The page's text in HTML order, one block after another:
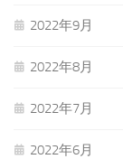
2022年9月
2022年8月
2022年7月
2022年6月